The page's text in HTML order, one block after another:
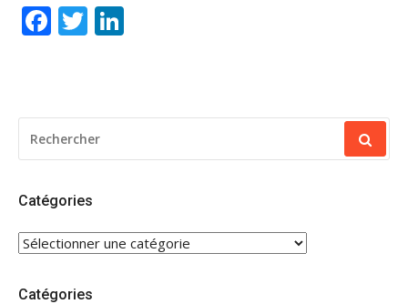
Facebook
Twitter
POUR
:
Catégories
CATÉGORIES
Catégories